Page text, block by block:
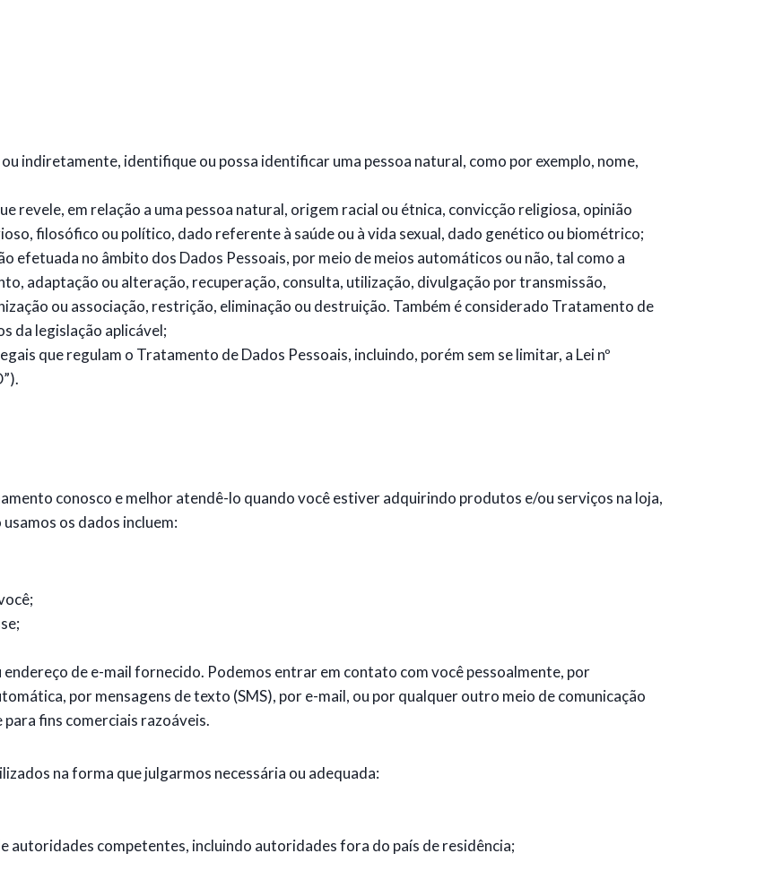
indiretamente, identifique ou possa identificar uma pessoa natural, como por exemplo, nome,
revele, em relação a uma pessoa natural, origem racial ou étnica, convicção religiosa, opinião
filosófico ou político, dado referente à saúde ou à vida sexual, dado genético ou biométrico;
efetuada no âmbito dos Dados Pessoais, por meio de meios automáticos ou não, tal como a
adaptação ou alteração, recuperação, consulta, utilização, divulgação por transmissão,
ou associação, restrição, eliminação ou destruição. Também é considerado Tratamento de
da legislação aplicável;
que regulam o Tratamento de Dados Pessoais, incluindo, porém sem se limitar, a Lei nº
conosco e melhor atendê-lo quando você estiver adquirindo produtos e/ou serviços na loja,
os dados incluem:
de e-mail fornecido. Podemos entrar em contato com você pessoalmente, por
por mensagens de texto (SMS), por e-mail, ou por qualquer outro meio de comunicação
para fins comerciais razoáveis.
na forma que julgarmos necessária ou adequada:
autoridades competentes, incluindo autoridades fora do país de residência;